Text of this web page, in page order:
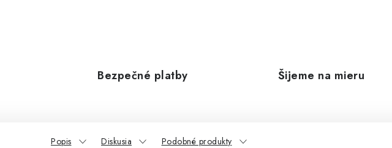
Bezpečné platby Šijeme na mieru
Popis Diskusia Podobné produkty